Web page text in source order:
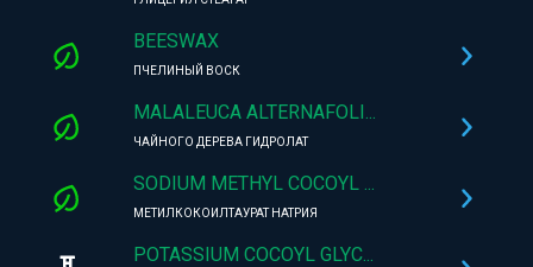
BEESWAX
ПЧЕЛИНЫЙ ВОСК
MALALEUCA ALTERNAFOLI...
ЧАЙНОГО ДЕРЕВА ГИДРОЛАТ
SODIUM METHYL COCOYL ...
МЕТИЛКОКОИЛТАУРАТ НАТРИЯ
POTASSIUM COCOYL GLYC...